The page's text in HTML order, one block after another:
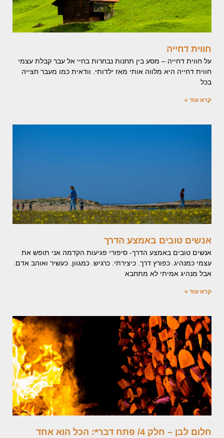
חווית דחייה
על חווית דחייה – מסע בין תחנות נבחרות בחיי אל עבר קבלת עצמי
חווית דחייה היא מלווה אותי מאז ילדותי. וודאית כמו מעבר חצייה
בכל
קרא עוד »
אנשים טובים באמצע הדרך
אנשים טובים באמצע הדרך- סיפורי פגיעות הקדמה אני תופש את
עצמי כמנהיג. כפורץ דרך. כיצירתי. כרגיש. כמגוון. כעשיר ואוהב אדם.
אבל מנהיג אמיתי לא מתחבא
קרא עוד »
חלום לבן – חלק 4/ פתח דבר*: הכל הוא אחד